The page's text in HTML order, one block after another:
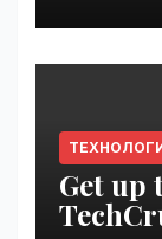
Get up